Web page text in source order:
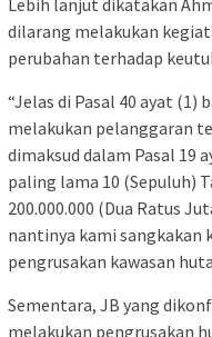
Lebih lanjut dikatakan
dilarang melakukan
perubahan terhadap
“Jelas di Pasal 40 ayat (1)
melakukan pelanggaran
dimaksud dalam Pasal 19
paling lama 10 (Sepuluh)
200.000.000 (Dua Ratus
nantinya kami sangkakan
pengrusakan kawasan
Sementara, JB yang
melakukan pengrusakan